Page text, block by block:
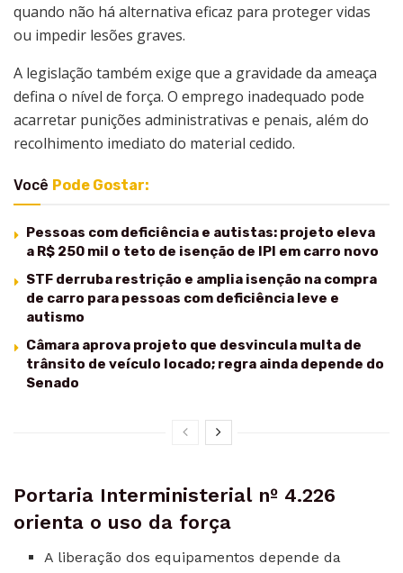
quando não há alternativa eficaz para proteger vidas
ou impedir lesões graves.
A legislação também exige que a gravidade da ameaça
defina o nível de força. O emprego inadequado pode
acarretar punições administrativas e penais, além do
recolhimento imediato do material cedido.
Você Pode Gostar:
Pessoas com deficiência e autistas: projeto eleva
a R$ 250 mil o teto de isenção de IPI em carro novo
STF derruba restrição e amplia isenção na compra
de carro para pessoas com deficiência leve e
autismo
Câmara aprova projeto que desvincula multa de
trânsito de veículo locado; regra ainda depende do
Senado
Portaria Interministerial nº 4.226
orienta o uso da força
A liberação dos equipamentos depende da